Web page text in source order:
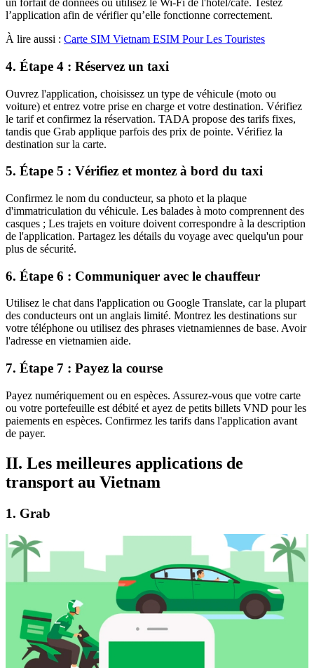
un forfait de données ou utilisez le Wi-Fi de l'hôtel/café. Testez
l’application afin de vérifier qu’elle fonctionne correctement.
À lire aussi : Carte SIM Vietnam ESIM Pour Les Touristes
4. Étape 4 : Réservez un taxi
Ouvrez l'application, choisissez un type de véhicule (moto ou
voiture) et entrez votre prise en charge et votre destination. Vérifiez
le tarif et confirmez la réservation. TADA propose des tarifs fixes,
tandis que Grab applique parfois des prix de pointe. Vérifiez la
destination sur la carte.
5. Étape 5 : Vérifiez et montez à bord du taxi
Confirmez le nom du conducteur, sa photo et la plaque
d'immatriculation du véhicule. Les balades à moto comprennent des
casques ; Les trajets en voiture doivent correspondre à la description
de l'application. Partagez les détails du voyage avec quelqu'un pour
plus de sécurité.
6. Étape 6 : Communiquer avec le chauffeur
Utilisez le chat dans l'application ou Google Translate, car la plupart
des conducteurs ont un anglais limité. Montrez les destinations sur
votre téléphone ou utilisez des phrases vietnamiennes de base. Avoir
l'adresse en vietnamien aide.
7. Étape 7 : Payez la course
Payez numériquement ou en espèces. Assurez-vous que votre carte
ou votre portefeuille est débité et ayez de petits billets VND pour les
paiements en espèces. Confirmez les tarifs dans l'application avant
de payer.
II. Les meilleures applications de
transport au Vietnam
1. Grab